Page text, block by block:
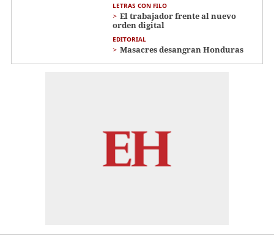
LETRAS CON FILO
El trabajador frente al nuevo
orden digital
EDITORIAL
Masacres desangran Honduras